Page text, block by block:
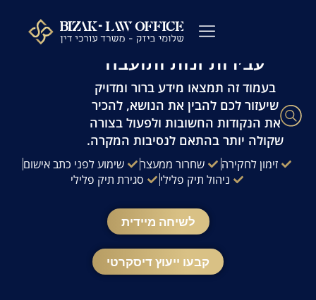
עו"ד פלילי שלומי ביזק | זמינות 24/7 | ייעוץ
מהיר ודיסקרטי
עבירות זנות ותועבה
בעמוד זה תמצאו מידע ברור ומדויק
שיעזור לכם להבין את הנושא, להכיר
את הנקודות החשובות ולפעול בצורה
שקולה יותר בהתאם לנסיבות המקרה.
זימון לחקירה שחרור ממעצר
שימוע לפני כתב אישום
ניהול תיק פלילי
סגירת תיק פלילי
לשיחה מיידית
קבעו ייעוץ דיסקרטי